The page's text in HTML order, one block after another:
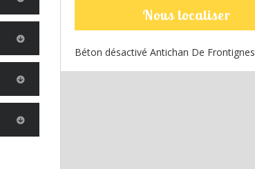
Nous localiser
Béton désactivé Antichan De Frontignes